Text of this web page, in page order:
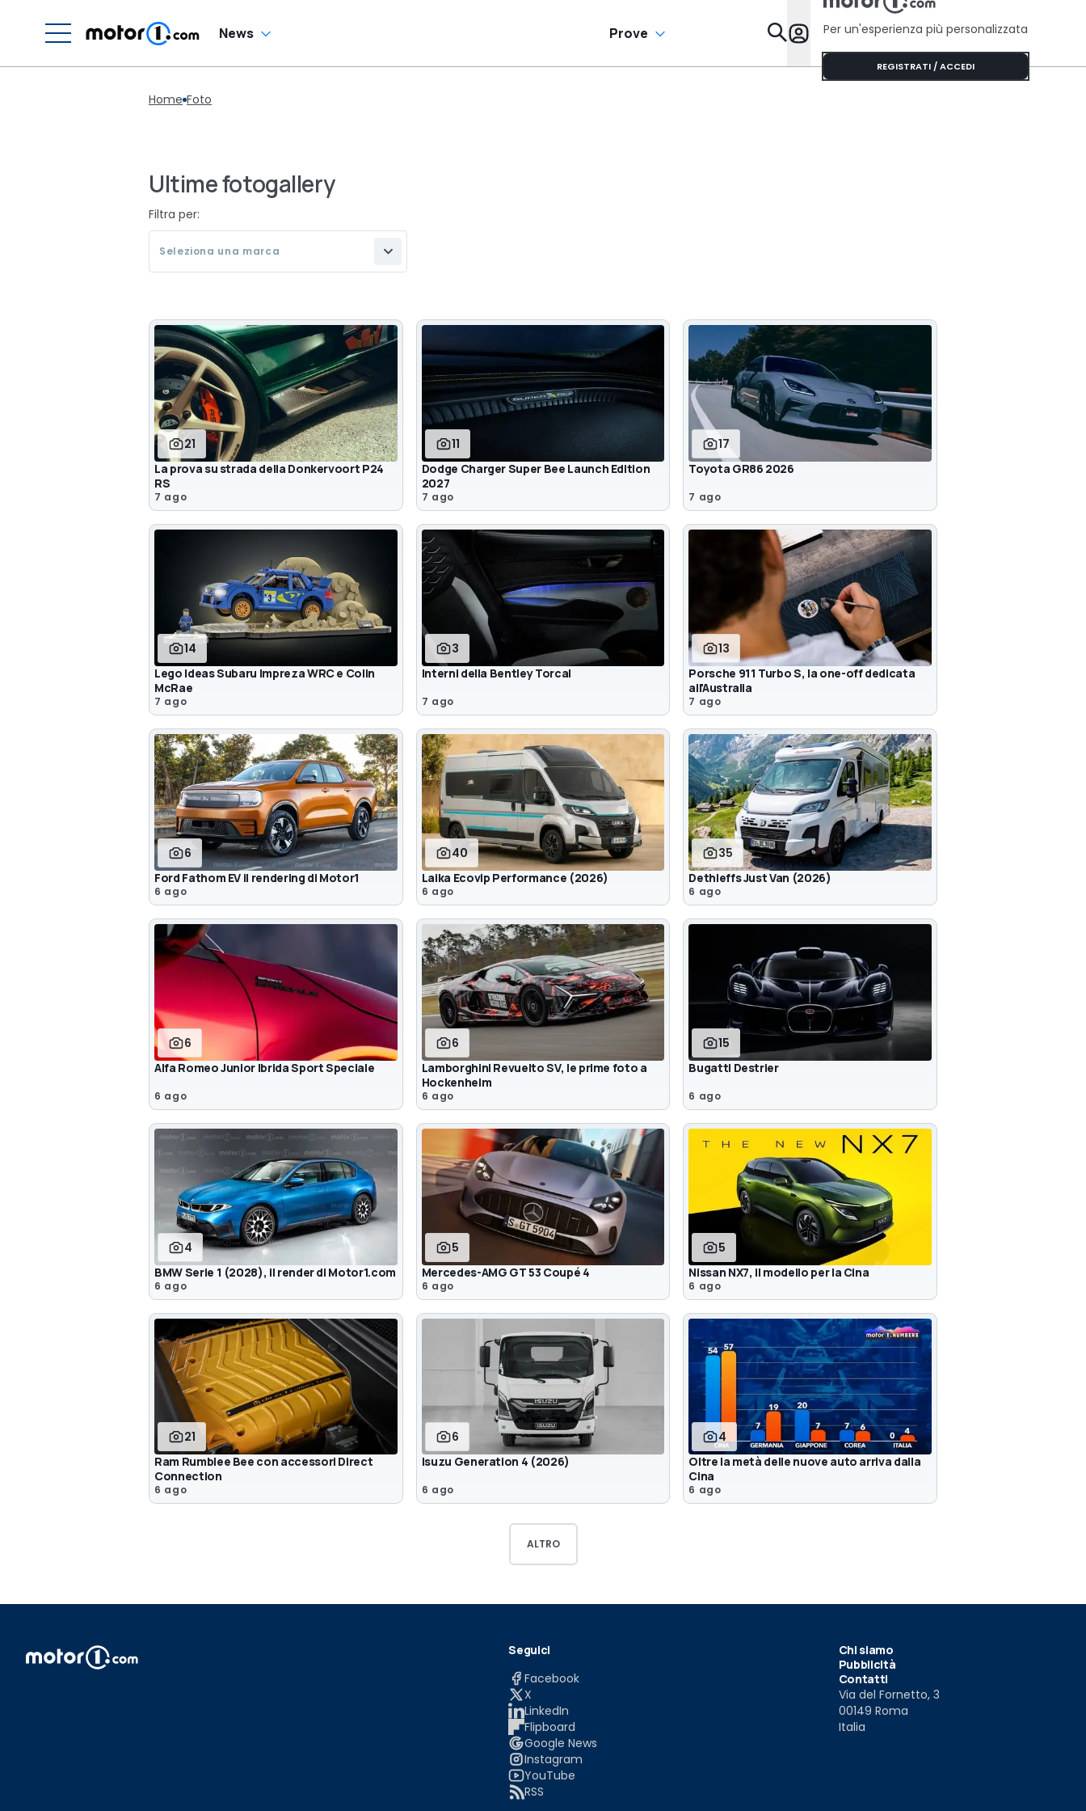
News Prove Da Sapere
Per un'esperienza più personalizzata
REGISTRATI / ACCEDI
Home Foto
Ultime fotogallery
Filtra per:
Seleziona una marca
21
La prova su strada della Donkervoort P24
RS
7 ago
11
Dodge Charger Super Bee Launch Edition
2027
7 ago
17
Toyota GR86 2026
7 ago
14
Lego Ideas Subaru Impreza WRC e Colin
McRae
7 ago
3
Interni della Bentley Torcal
7 ago
13
Porsche 911 Turbo S, la one-off dedicata
all'Australia
7 ago
6
Ford Fathom EV il rendering di Motor1
6 ago
40
Laika Ecovip Performance (2026)
6 ago
35
Dethleffs Just Van (2026)
6 ago
6
Alfa Romeo Junior Ibrida Sport Speciale
6 ago
6
Lamborghini Revuelto SV, le prime foto a
Hockenheim
6 ago
15
Bugatti Destrier
6 ago
4
BMW Serie 1 (2028), il render di Motor1.com
6 ago
5
Mercedes-AMG GT 53 Coupé 4
6 ago
5
Nissan NX7, il modello per la Cina
6 ago
21
Ram Rumblee Bee con accessori Direct
Connection
6 ago
6
Isuzu Generation 4 (2026)
6 ago
4
Oltre la metà delle nuove auto arriva dalla
Cina
6 ago
ALTRO
Seguici
Facebook
X
LinkedIn
Flipboard
Google News
Instagram
YouTube
RSS
Chi siamo
Pubblicità
Contatti
Via del Fornetto, 3
00149 Roma
Italia